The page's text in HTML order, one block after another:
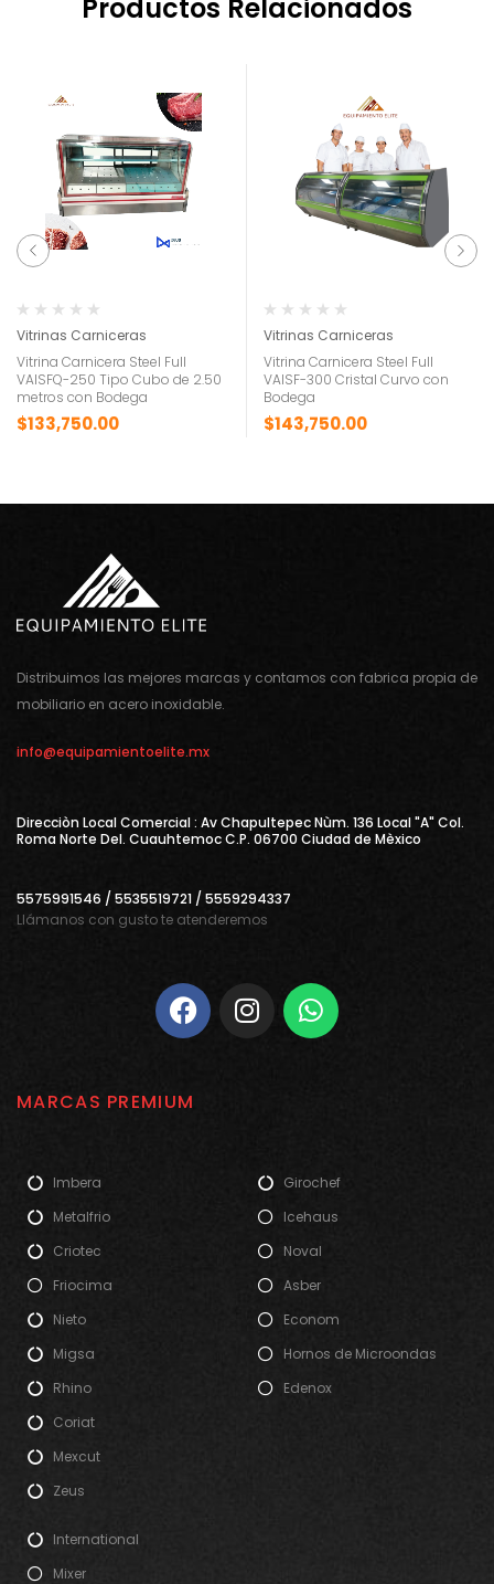
Productos Relacionados
Vitrinas Carniceras
Vitrina Carnicera Steel Full
VAISFQ-250 Tipo Cubo de 2.50
metros con Bodega
$133,750.00
Vitrinas Carniceras
Vitrina Carnicera Steel Full
VAISF-300 Cristal Curvo con
Bodega
$143,750.00
Distribuimos las mejores marcas y contamos con fabrica propia de
mobiliario en acero inoxidable.
info@equipamientoelite.mx
Direcciòn Local Comercial : Av Chapultepec Nùm. 136 Local "A" Col.
Roma Norte Del. Cuauhtemoc C.P. 06700 Ciudad de Mèxico
5575991546 / 5535519721 / 5559294337
Llámanos con gusto te atenderemos
MARCAS PREMIUM
Imbera
Metalfrio
Criotec
Friocima
Nieto
Migsa
Rhino
Coriat
Mexcut
Zeus
Girochef
Icehaus
Noval
Asber
Econom
Hornos de Microondas
Edenox
International
Mixer